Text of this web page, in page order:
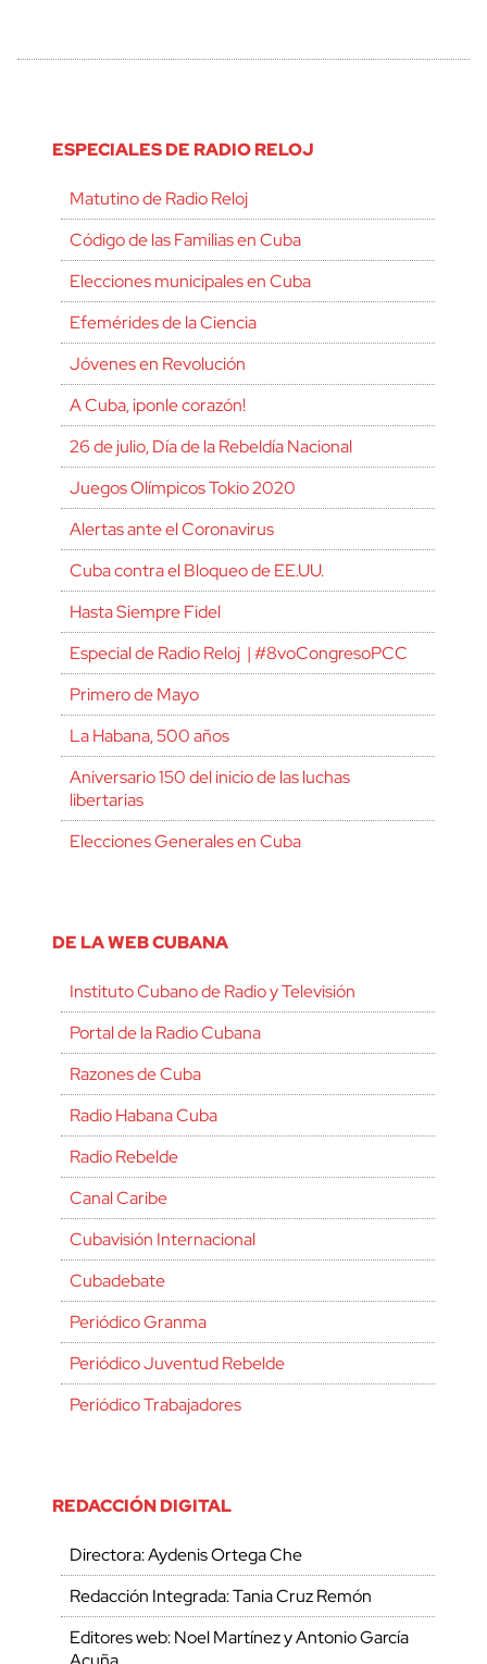
ESPECIALES DE RADIO RELOJ
Matutino de Radio Reloj
Código de las Familias en Cuba
Elecciones municipales en Cuba
Efemérides de la Ciencia
Jóvenes en Revolución
A Cuba, ¡ponle corazón!
26 de julio, Día de la Rebeldía Nacional
Juegos Olímpicos Tokio 2020
Alertas ante el Coronavirus
Cuba contra el Bloqueo de EE.UU.
Hasta Siempre Fidel
Especial de Radio Reloj | #8voCongresoPCC
Primero de Mayo
La Habana, 500 años
Aniversario 150 del inicio de las luchas
libertarias
Elecciones Generales en Cuba
DE LA WEB CUBANA
Instituto Cubano de Radio y Televisión
Portal de la Radio Cubana
Razones de Cuba
Radio Habana Cuba
Radio Rebelde
Canal Caribe
Cubavisión Internacional
Cubadebate
Periódico Granma
Periódico Juventud Rebelde
Periódico Trabajadores
REDACCIÓN DIGITAL
Directora: Aydenis Ortega Che
Redacción Integrada: Tania Cruz Remón
Editores web: Noel Martínez y Antonio García